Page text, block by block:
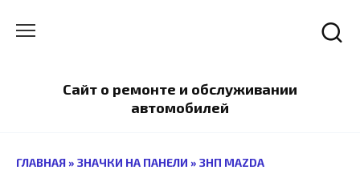
содержанию
Сайт о ремонте и обслуживании
автомобилей
ГЛАВНАЯ » ЗНАЧКИ НА ПАНЕЛИ » ЗНП MAZDA